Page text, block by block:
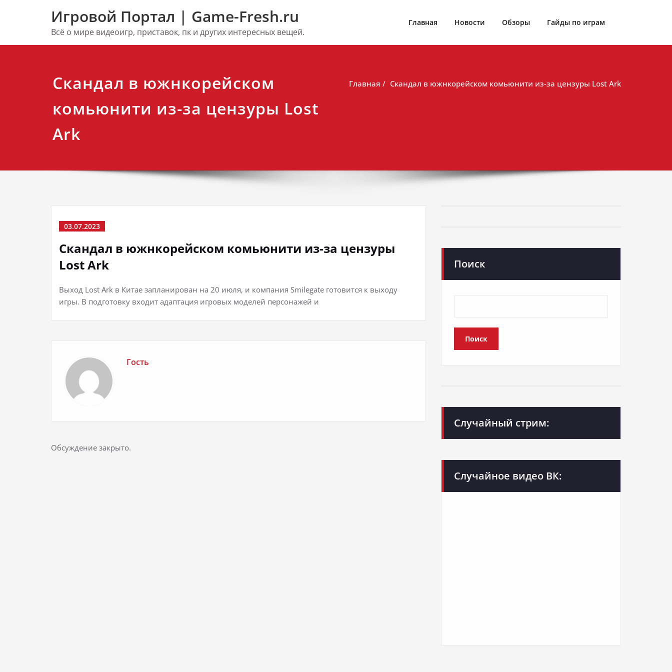
Игровой Портал | Game-Fresh.ru
Всё о мире видеоигр, приставок, пк и других интересных вещей.
Главная Новости Обзоры Гайды по играм
Скандал в южнкорейском
комьюнити из-за цензуры Lost
Ark
Главная Скандал в южнкорейском комьюнити из-за цензуры Lost Ark
03.07.2023
Скандал в южнкорейском комьюнити из-за цензуры
Lost Ark
Выход Lost Ark в Китае запланирован на 20 июля, и компания Smilegate готовится к выходу
игры. В подготовку входит адаптация игровых моделей персонажей и
Гость
Обсуждение закрыто.
Поиск
Поиск
Случайный стрим:
Случайное видео ВК: